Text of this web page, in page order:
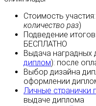
Стоимость участия:
количество раз)
Подведение
БЕСПЛАТНО
Выдача наградных
диплом): после
Выбор дизайна
оформлении
Личные странички
выдаче диплома